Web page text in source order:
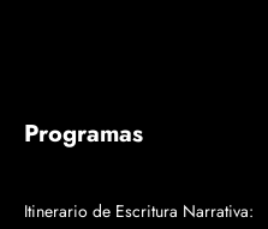
Programas
Itinerario de Escritura Narrativa: